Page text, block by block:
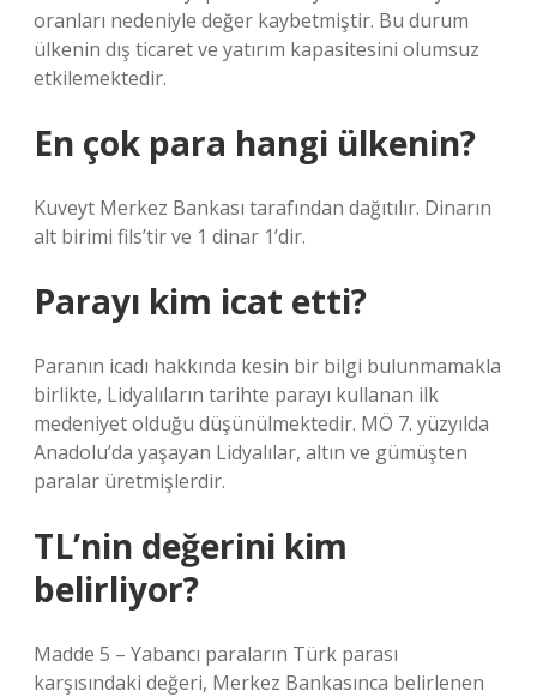
oranları nedeniyle değer kaybetmiştir. Bu durum
ülkenin dış ticaret ve yatırım kapasitesini olumsuz
etkilemektedir.
En çok para hangi ülkenin?
Kuveyt Merkez Bankası tarafından dağıtılır. Dinarın
alt birimi fils’tir ve 1 dinar 1’dir.
Parayı kim icat etti?
Paranın icadı hakkında kesin bir bilgi bulunmamakla
birlikte, Lidyalıların tarihte parayı kullanan ilk
medeniyet olduğu düşünülmektedir. MÖ 7. yüzyılda
Anadolu’da yaşayan Lidyalılar, altın ve gümüşten
paralar üretmişlerdir.
TL’nin değerini kim
belirliyor?
Madde 5 – Yabancı paraların Türk parası
karşısındaki değeri, Merkez Bankasınca belirlenen